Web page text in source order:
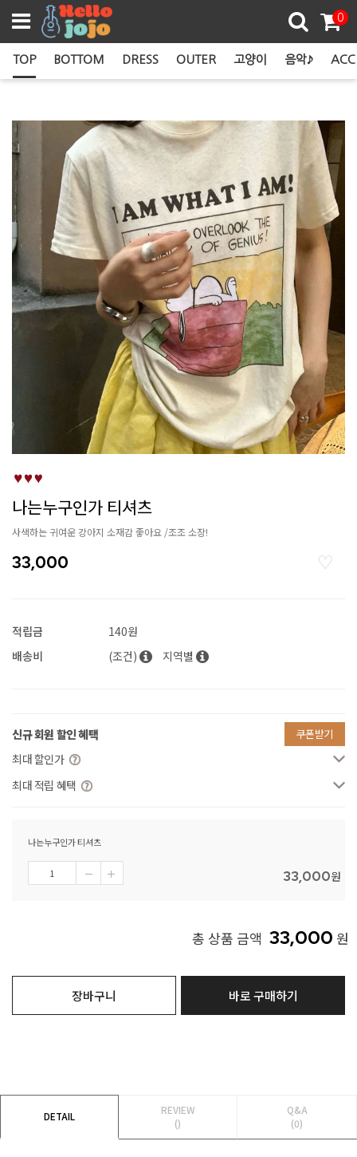
0
TOP BOTTOM DRESS OUTER 고양이 음악♪ ACC
나는누구인가 티셔츠
사색하는 귀여운 강아지 소재감 좋아요 /조조 소장!
33,000
적립금
140원
배송비
(조건) 지역별
신규 회원 할인 혜택 쿠폰받기
최대 할인가
최대 적립 혜택
나는누구인가 티셔츠
33,000원
총 상품 금액 33,000 원
장바구니 바로 구매하기
DETAIL
REVIEW
()
Q&A
(0)